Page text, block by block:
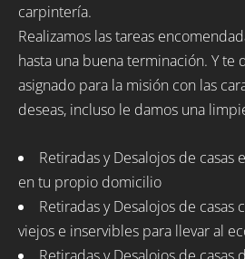
carpintería.
Realizamos las tareas
hasta una buena terminación. Y te
asignado para la misión con las
deseas, incluso le damos una
Retiradas y Desalojos de casas
en tu propio domicilio
Retiradas y Desalojos de casas
viejos e inservibles para llevar al
Retiradas y Desalojos de